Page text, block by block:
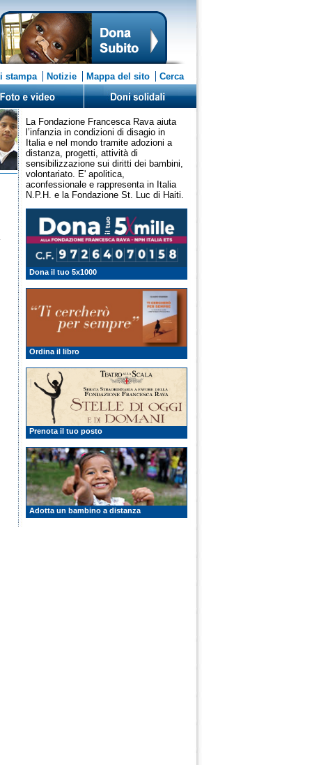
stampa Notizie Mappa del sito Cerca
La Fondazione Francesca Rava aiuta
l’infanzia in condizioni di disagio in
Italia e nel mondo tramite adozioni a
distanza, progetti, attività di
sensibilizzazione sui diritti dei bambini,
volontariato. E' apolitica,
aconfessionale e rappresenta in Italia
N.P.H. e la Fondazione St. Luc di Haiti.
Dona il tuo 5x1000
Ordina il libro
Prenota il tuo posto
Adotta un bambino a distanza